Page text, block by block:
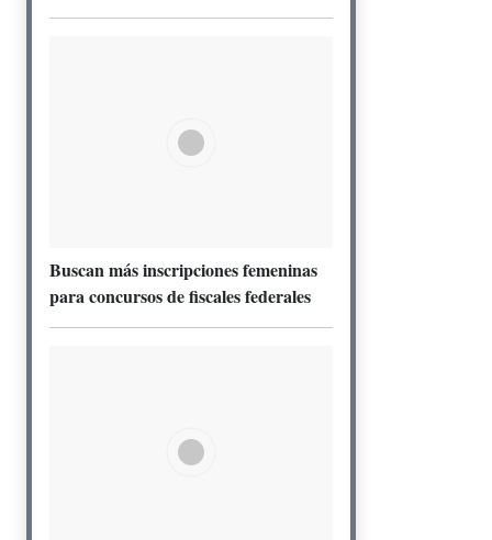
Buscan más inscripciones femeninas
para concursos de fiscales federales